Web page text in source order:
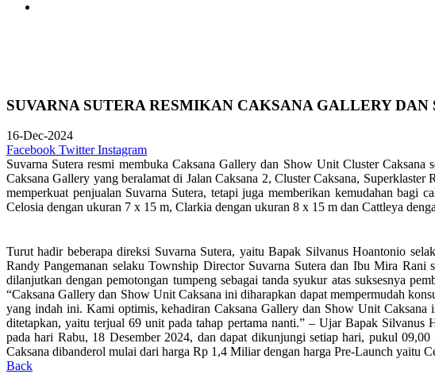
SUVARNA SUTERA RESMIKAN CAKSANA GALLERY
16-Dec-2024
Facebook Twitter Instagram
Suvarna Sutera resmi membuka Caksana Gallery dan Show Unit Cluster
Caksana Gallery yang beralamat di Jalan Caksana 2, Cluster Caksana,
memperkuat penjualan Suvarna Sutera, tetapi juga memberikan kemudahan
Celosia dengan ukuran 7 x 15 m, Clarkia dengan ukuran 8 x 15 m dan Cattleya
Turut hadir beberapa direksi Suvarna Sutera, yaitu Bapak Silvanus Hoantonio
Randy Pangemanan selaku Township Director Suvarna Sutera dan Ibu Mira
dilanjutkan dengan pemotongan tumpeng sebagai tanda syukur atas suksesnya
“Caksana Gallery dan Show Unit Caksana ini diharapkan dapat mempermudah
yang indah ini. Kami optimis, kehadiran Caksana Gallery dan Show Unit Caksana
ditetapkan, yaitu terjual 69 unit pada tahap pertama nanti.” – Ujar Bapak
pada hari Rabu, 18 Desember 2024, dan dapat dikunjungi setiap hari, pukul
Caksana dibanderol mulai dari harga Rp 1,4 Miliar dengan harga Pre-Launch yaitu
Back